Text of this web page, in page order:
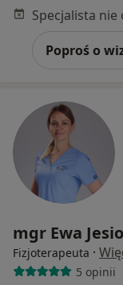
Poproś o
mgr Ewa
Fizjoterapeuta ·
5 opinii